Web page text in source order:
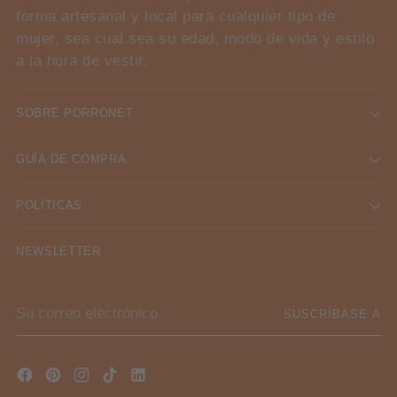
forma artesanal y local para cualquier tipo de
mujer, sea cual sea su edad, modo de vida y estilo
a la hora de vestir.
SOBRE PORRONET
GUÍA DE COMPRA
POLÍTICAS
NEWSLETTER
SUSCRÍBASE A